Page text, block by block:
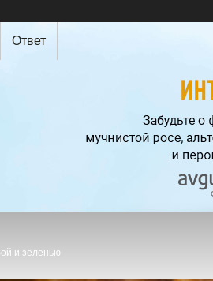
Ответ
и зеленью